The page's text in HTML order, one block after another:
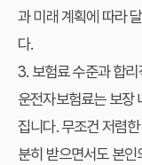
과 미래 계획에 따라
다.
3. 보험료 수준과 합리
운전자보험료는 보장
집니다. 무조건 저렴
분히 받으면서도 본